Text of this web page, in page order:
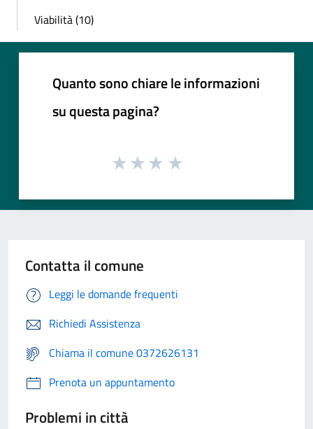
Viabilità (10)
Quanto sono chiare le informazioni
su questa pagina?
Contatta il comune
Leggi le domande frequenti
Richiedi Assistenza
Chiama il comune 0372626131
Prenota un appuntamento
Problemi in città